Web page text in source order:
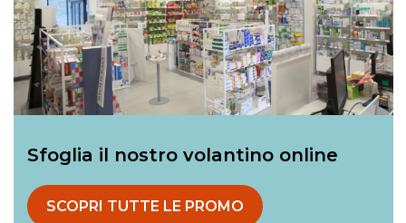
Sfoglia il nostro volantino online
SCOPRI TUTTE LE PROMO